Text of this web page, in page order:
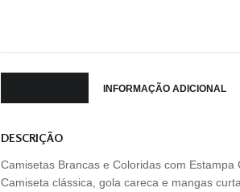
INFORMAÇÃO ADICIONAL
DESCRIÇÃO
Camisetas Brancas e Coloridas com
Camiseta clássica, gola careca e mangas